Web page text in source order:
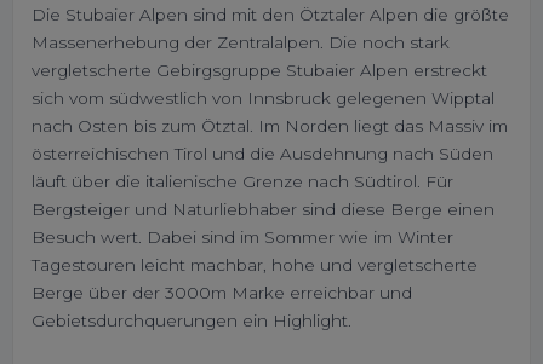
Die Stubaier Alpen sind mit den Ötztaler Alpen die größte
Massenerhebung der Zentralalpen. Die noch stark
vergletscherte Gebirgsgruppe Stubaier Alpen erstreckt
sich vom südwestlich von Innsbruck gelegenen Wipptal
nach Osten bis zum Ötztal. Im Norden liegt das Massiv im
österreichischen Tirol und die Ausdehnung nach Süden
läuft über die italienische Grenze nach Südtirol. Für
Bergsteiger und Naturliebhaber sind diese Berge einen
Besuch wert. Dabei sind im Sommer wie im Winter
Tagestouren leicht machbar, hohe und vergletscherte
Berge über der 3000m Marke erreichbar und
Gebietsdurchquerungen ein Highlight.